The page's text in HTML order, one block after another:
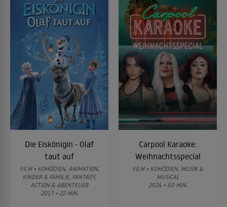
Die Eiskönigin - Olaf
taut auf
FILM • KOMÖDIEN, ANIMATION,
KINDER & FAMILIE, FANTASY,
ACTION & ABENTEUER
2017 • 22 MIN.
Carpool Karaoke:
Weihnachtsspecial
FILM • KOMÖDIEN, MUSIK &
MUSICAL
2024 • 60 MIN.